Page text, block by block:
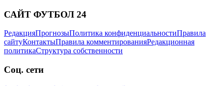
САЙТ ФУТБОЛ 24
РедакцияПрогнозыПолитика конфиденциальностиПравила
сайтуКонтактыПравила комментированияРедакционная
политикаСтруктура собственности
Соц. сети